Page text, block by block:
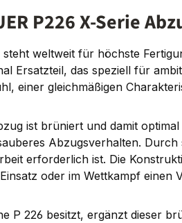
P226 X-Serie
steht weltweit für höchste
Ersatzteil, das speziell für
einer gleichmäßigen
ist brüniert und damit
Abzugsverhalten.
erforderlich ist. Die
oder im Wettkampf einen
P 226 besitzt, ergänzt dieser